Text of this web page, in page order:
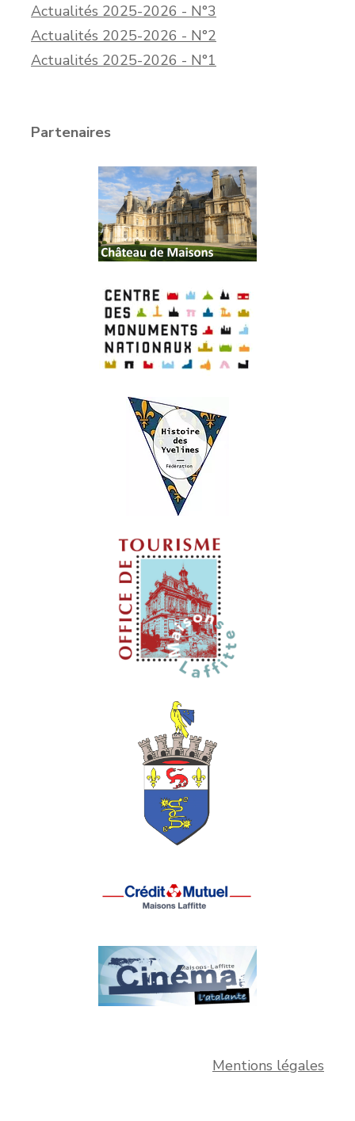
Actualités 2025-2026 - N°3
Actualités 2025-2026 - N°2
Actualités 2025-2026 - N°1
Partenaires
Mentions légales